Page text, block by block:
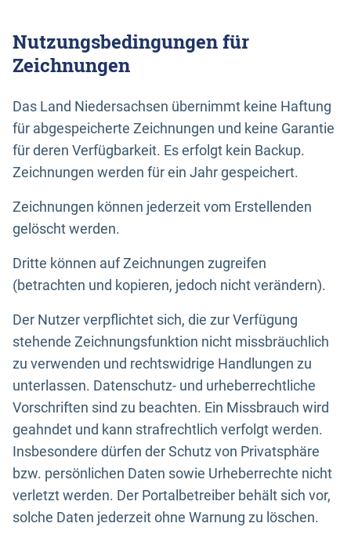
Nutzungsbedingungen für
Zeichnungen
Das Land Niedersachsen übernimmt keine Haftung
für abgespeicherte Zeichnungen und keine Garantie
für deren Verfügbarkeit. Es erfolgt kein Backup.
Zeichnungen werden für ein Jahr gespeichert.
Zeichnungen können jederzeit vom Erstellenden
gelöscht werden.
Dritte können auf Zeichnungen zugreifen
(betrachten und kopieren, jedoch nicht verändern).
Der Nutzer verpflichtet sich, die zur Verfügung
stehende Zeichnungsfunktion nicht missbräuchlich
zu verwenden und rechtswidrige Handlungen zu
unterlassen. Datenschutz- und urheberrechtliche
Vorschriften sind zu beachten. Ein Missbrauch wird
geahndet und kann strafrechtlich verfolgt werden.
Insbesondere dürfen der Schutz von Privatsphäre
bzw. persönlichen Daten sowie Urheberrechte nicht
verletzt werden. Der Portalbetreiber behält sich vor,
solche Daten jederzeit ohne Warnung zu löschen.